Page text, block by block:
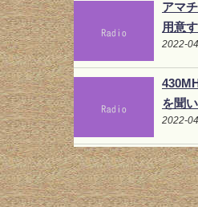
アマ
用意
2022-
を聞
2022-